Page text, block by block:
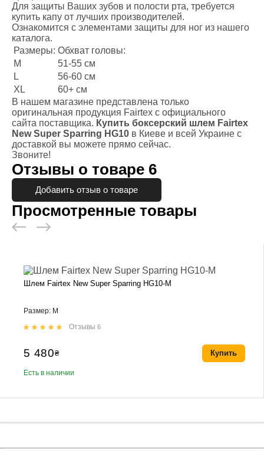
Для защиты Ваших зубов и полости рта, требуется
купить капу от лучших производителей.
Ознакомится с элементами защиты для ног из нашего
каталога.
Размеры: Обхват головы:
M
51-55 см
L
56-60 см
XL
60+ см
В нашем магазине представлена только
оригинальная продукция Fairtex с официального
сайта поставщика. Купить боксерский шлем Fairtex
New Super Sparring HG10 в Киеве и всей Украине с
доставкой вы можете прямо сейчас.
Звоните!
Отзывы о товаре 6
Добавить отзыв о товаре
Просмотренные товары
Шлем Fairtex New Super Sparring HG10-M
Размер: M
Отзывы6
5 480₴
Есть в наличии
Купить